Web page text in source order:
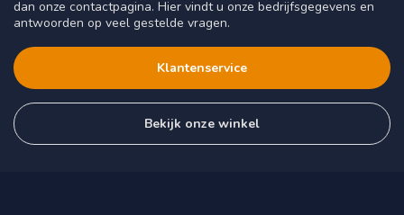
dan onze contactpagina. Hier vindt u onze bedrijfsgegevens en
antwoorden op veel gestelde vragen.
Klantenservice
Bekijk onze winkel